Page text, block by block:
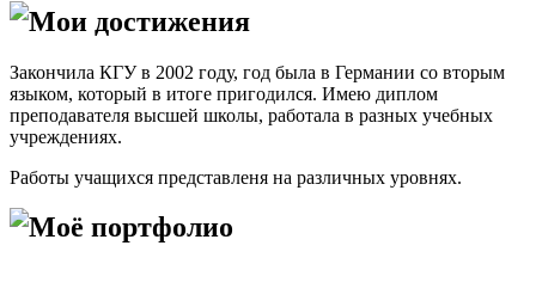
Мои достижения
Закончила КГУ в 2002 году, год была в Германии со вторым
языком, который в итоге пригодился. Имею диплом
преподавателя высшей школы, работала в разных учебных
учреждениях.
Работы учащихся представленя на различных уровнях.
Моё портфолио